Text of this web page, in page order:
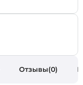
Отзывы(0)